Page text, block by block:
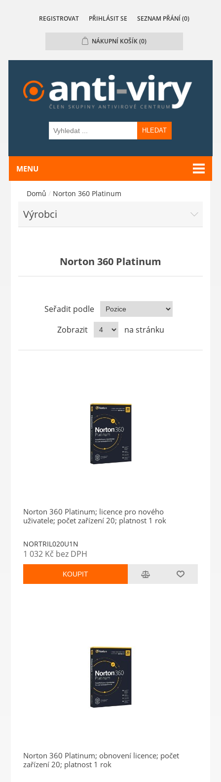
REGISTROVAT PŘIHLÁSIT SE SEZNAM PŘÁNÍ (0)
NÁKUPNÍ KOŠÍK(0)
HLEDAT
MENU
Domů / Norton 360 Platinum
Výrobci
Norton 360 Platinum
Seřadit podle
Zobrazit
na stránku
Norton 360 Platinum; licence pro nového
uživatele; počet zařízení 20; platnost 1 rok
NORTRIL020U1N
1 032 Kč bez DPH
KOUPIT
Norton 360 Platinum; obnovení licence; počet
zařízení 20; platnost 1 rok